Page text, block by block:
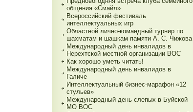
общения «Смайл»
Всероссийский фестиваль
интеллектуальных игр
Областной лично-командный турнир по
шахматам и шашкам памяти А. С. Чижова
Международный день инвалидов в
Нерехтской местной организации ВОС
Как хорошо уметь читать!
Международный день инвалидов в
Галиче
Интеллектуальный бизнес-марафон «12
стульев»
Международный день слепых в Буйской
МО ВОС